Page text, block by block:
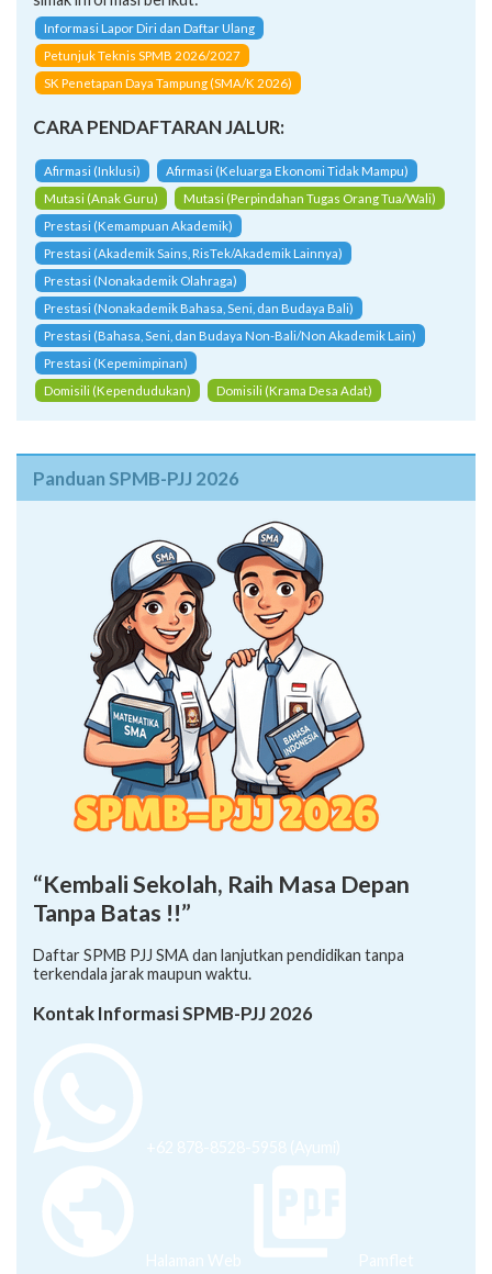
Informasi Lapor Diri dan Daftar Ulang
Petunjuk Teknis SPMB 2026/2027
SK Penetapan Daya Tampung (SMA/K 2026)
CARA PENDAFTARAN JALUR:
Afirmasi (Inklusi)
Afirmasi (Keluarga Ekonomi Tidak Mampu)
Mutasi (Anak Guru)
Mutasi (Perpindahan Tugas Orang Tua/Wali)
Prestasi (Kemampuan Akademik)
Prestasi (Akademik Sains, RisTek/Akademik Lainnya)
Prestasi (Nonakademik Olahraga)
Prestasi (Nonakademik Bahasa, Seni, dan Budaya Bali)
Prestasi (Bahasa, Seni, dan Budaya Non-Bali/Non Akademik Lain)
Prestasi (Kepemimpinan)
Domisili (Kependudukan)
Domisili (Krama Desa Adat)
Panduan SPMB-PJJ 2026
“Kembali Sekolah, Raih Masa Depan
Tanpa Batas !!”
Daftar SPMB PJJ SMA dan lanjutkan pendidikan tanpa
terkendala jarak maupun waktu.
Kontak Informasi SPMB-PJJ 2026
+62 878-8528-5958 (Ayumi)
Halaman Web Pamflet